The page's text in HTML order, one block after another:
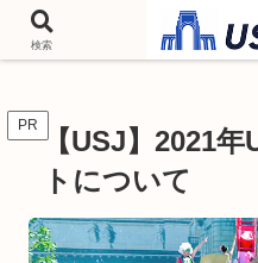
チケットやシーズンイベント ニン
バを歩いて情
PR 【USJ】2021年
トについて
検索